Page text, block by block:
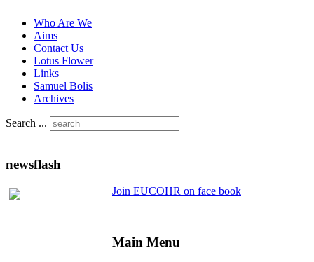
Who Are We
Aims
Contact Us
Lotus Flower
Links
Samuel Bolis
Archives
Search ...
newsflash
Join EUCOHR on face book
Main Menu